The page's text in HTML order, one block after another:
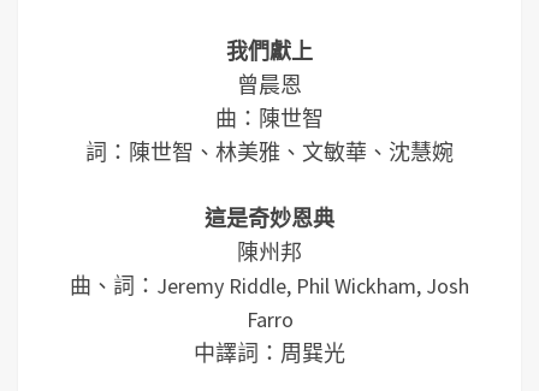
我們獻上
曾晨恩
曲：陳世智
詞：陳世智、林美雅、文敏華、沈慧婉
這是奇妙恩典
陳州邦
曲、詞：Jeremy Riddle, Phil Wickham, Josh
Farro
中譯詞：周巽光